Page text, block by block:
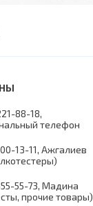
88-18
телефон
13-11 Ажгалиев
55-73 Мадина
прочие товары)